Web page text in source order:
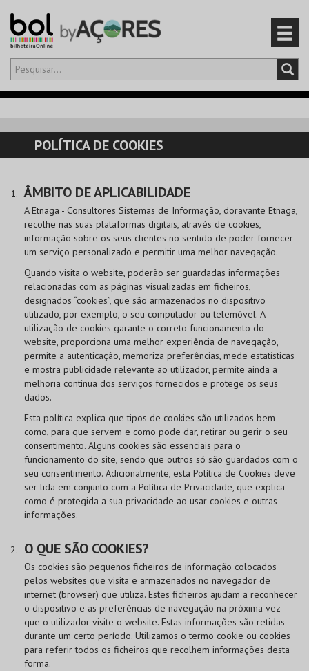
Olá,iniciar sessão
CARRINHO
EVENTOS
CARTÕES
PRODUTOS
POLÍTICA DE COOKIES
ÂMBITO DE APLICABILIDADE
A Etnaga - Consultores Sistemas de Informação, doravante Etnaga,
recolhe nas suas plataformas digitais, através de cookies,
informação sobre os seus clientes no sentido de poder fornecer
um serviço personalizado e permitir uma melhor navegação.
Quando visita o website, poderão ser guardadas informações
relacionadas com as páginas visualizadas em ficheiros,
designados “cookies”, que são armazenados no dispositivo
utilizado, por exemplo, o seu computador ou telemóvel. A
utilização de cookies garante o correto funcionamento do
website, proporciona uma melhor experiência de navegação,
permite a autenticação, memoriza preferências, mede estatísticas
e mostra publicidade relevante ao utilizador, permite ainda a
melhoria contínua dos serviços fornecidos e protege os seus
dados.
Esta política explica que tipos de cookies são utilizados bem
como, para que servem e como pode dar, retirar ou gerir o seu
consentimento. Alguns cookies são essenciais para o
funcionamento do site, sendo que outros só são guardados com o
seu consentimento. Adicionalmente, esta Política de Cookies deve
ser lida em conjunto com a Política de Privacidade, que explica
como é protegida a sua privacidade ao usar cookies e outras
informações.
O QUE SÃO COOKIES?
Os cookies são pequenos ficheiros de informação colocados
pelos websites que visita e armazenados no navegador de
internet (browser) que utiliza. Estes ficheiros ajudam a reconhecer
o dispositivo e as preferências de navegação na próxima vez
que o utilizador visite o website. Estas informações são retidas
durante um certo período. Utilizamos o termo cookie ou cookies
para referir todos os ficheiros que recolhem informações desta
forma.